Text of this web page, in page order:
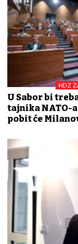
HDZ
U Sabor bi
tajnika NATO-
pobit će